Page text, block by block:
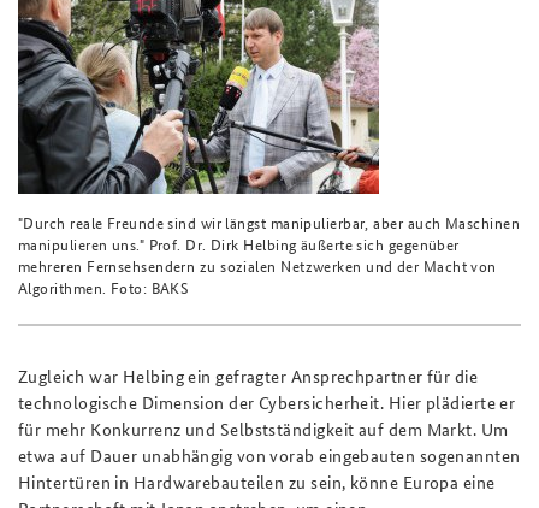
"Durch reale Freunde sind wir längst manipulierbar, aber auch Maschinen
manipulieren uns." Prof. Dr. Dirk Helbing äußerte sich gegenüber
mehreren Fernsehsendern zu sozialen Netzwerken und der Macht von
Algorithmen. Foto: BAKS
Zugleich war Helbing ein gefragter Ansprechpartner für die
technologische Dimension der Cybersicherheit. Hier plädierte er
für mehr Konkurrenz und Selbstständigkeit auf dem Markt. Um
etwa auf Dauer unabhängig von vorab eingebauten sogenannten
Hintertüren in Hardwarebauteilen zu sein, könne Europa eine